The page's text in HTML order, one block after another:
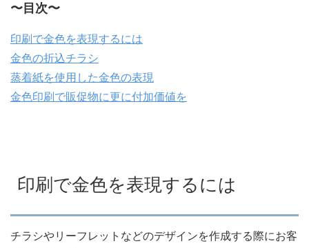
〜目次〜
印刷で金色を表現するには
金色の折込チラシ
蒸着紙を使用した金色の表現
金色印刷で販促物に更に付加価値を
印刷で金色を表現するには
チラシやリーフレットなどのデザインを作成する際にお客